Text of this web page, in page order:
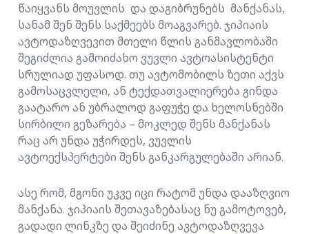
წაიყვანს მოუვლის და დაგიბრუნებს მანქანას,
სანამ შენ შენს საქმეებს მოაგვარებ. ჯიპიაის
ავტოდაზღვევით მთელი წლის განმავლობაში
შეგიძლია გამოიძახო ვუვლი ავტოასისტენტი
სრულიად უფასოდ. თუ ავტომობილს ზეთი აქვს
გამოსაცვლელი, ან ტექდათვალიერება გინდა
გაატარო ან უბრალოდ გაფუჭე და ხელოსნებში
სირბილი გეზარება – მოკლედ შენს მანქანას
რაც არ უნდა უჭირდეს, ვუვლის
ავტოექსპერტები შენს განკარგულებაში არიან.
ასე რომ, მგონი უკვე იცი რატომ უნდა დააზღვიო
მანქანა. ჯიპიაის შეთავაზებასაც ნუ გამოტოვებ,
გადადი ლინკზე და შეიძინე ავტოდაზღვევა